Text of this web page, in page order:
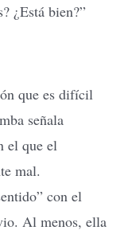
¿Está bien?”
que es difícil
señala
el que el
mal.
con el
Al menos, ella